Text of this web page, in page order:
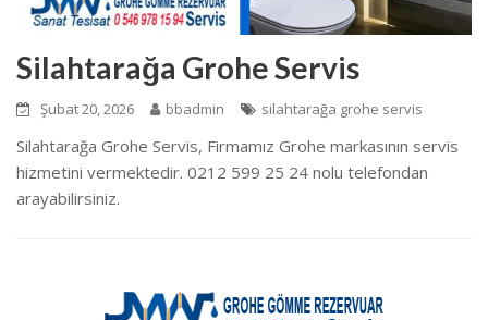
Silahtarağa Grohe Servis
Şubat 20, 2026 bbadmin silahtarağa grohe servis
Silahtarağa Grohe Servis, Firmamız Grohe markasının servis
hizmetini vermektedir. 0212 599 25 24 nolu telefondan
arayabilirsiniz.